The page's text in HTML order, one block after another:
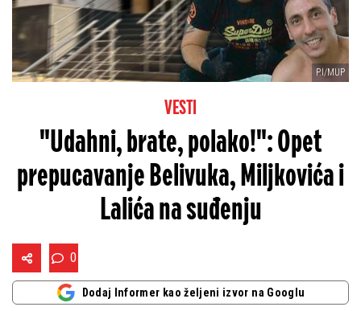
P.I/MUP
VESTI
"Udahni, brate, polako!": Opet
prepucavanje Belivuka, Miljkovića i
Lalića na suđenju
0
Dodaj Informer kao željeni izvor na Googlu